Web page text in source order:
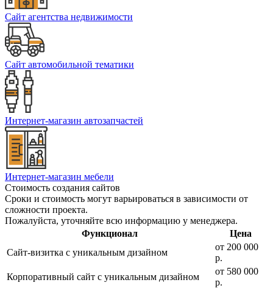
Сайт агентства недвижимости
Сайт автомобильной тематики
Интернет-магазин автозапчастей
Интернет-магазин мебели
Стоимость создания сайтов
Сроки и стоимость могут варьироваться в зависимости от
сложности проекта.
Пожалуйста, уточняйте всю информацию у менеджера.
Функционал
Цена
Сайт-визитка с уникальным дизайном
от 200 000
р.
Корпоративный сайт с уникальным дизайном
от 580 000
р.